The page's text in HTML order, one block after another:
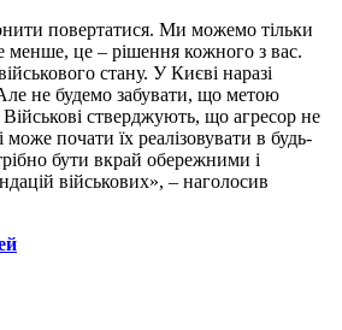
повертатися. Ми можемо тільки
це – рішення кожного з вас.
стану. У Києві наразі
не будемо забувати, що метою
Військові стверджують, що агресор не
почати їх реалізовувати в будь-
бути вкрай обережними і
військових», – наголосив